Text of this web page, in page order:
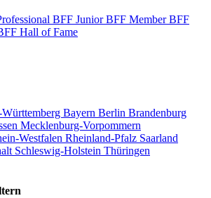
BFF JuniorBFF MemberBFF
Hall of Fame
Bayern Berlin Brandenburg
Mecklenburg-Vorpommern
Westfalen Rheinland-Pfalz Saarland
Schleswig-Holstein Thüringen